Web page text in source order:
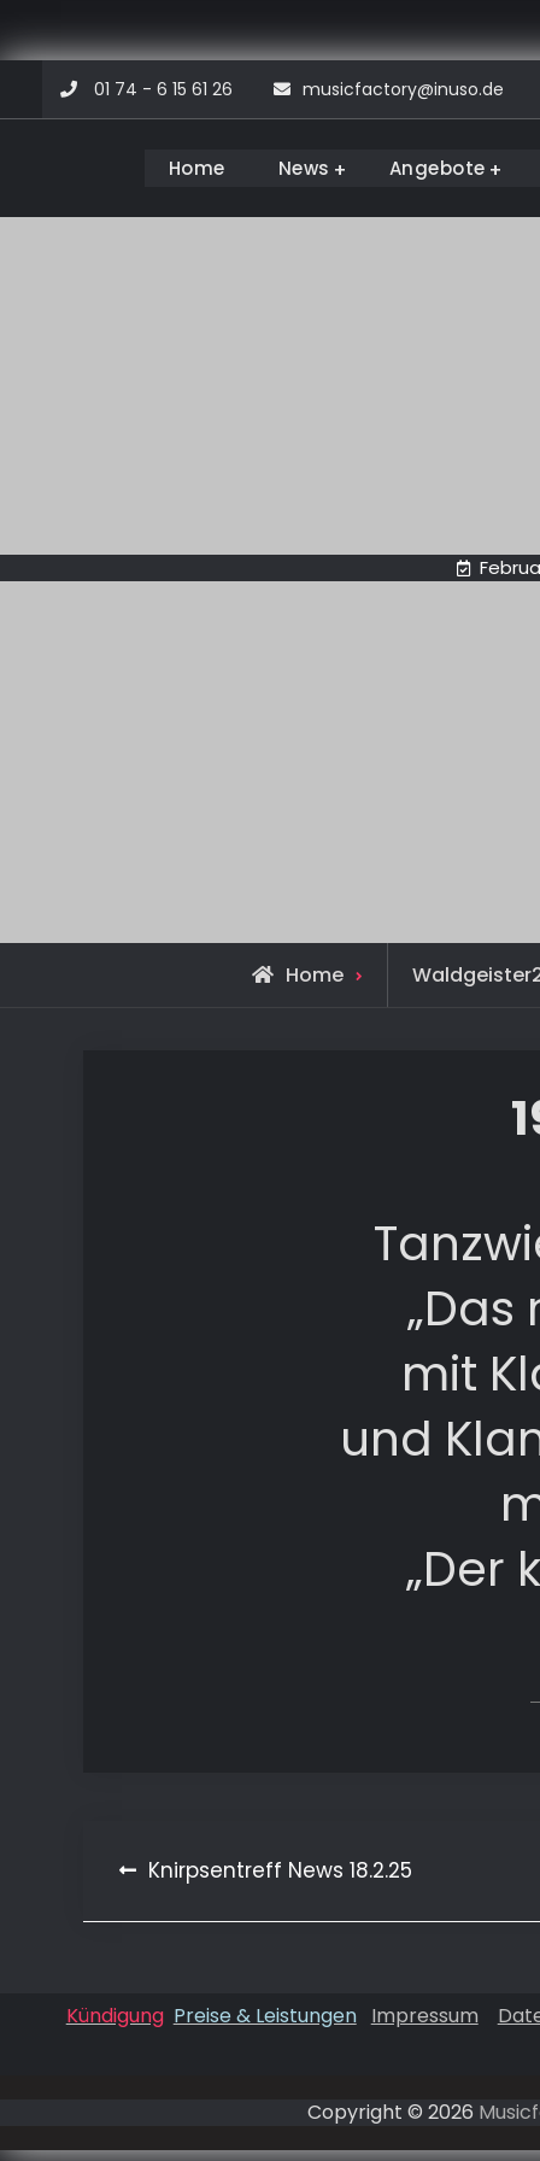
content
01 74 - 6 15 61 26 musicfactory@inuso.de
Musicfactory
Home News Angebote
Home
„Das
mit
und
„Der
Beitragsnavigation
Knirpsentreff News 18.2.25
Kündigung Preise & Leistungen Impressum
Copyright © 2026